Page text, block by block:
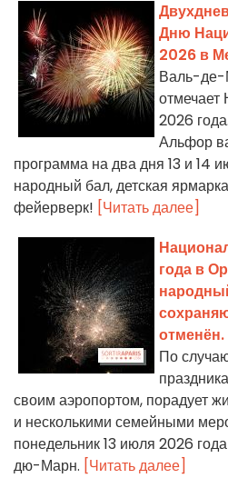
Дню
2026 в
Валь-
отмечает
2026
Альфор
программа на два дня 13 и 14
народный бал, детская
фейерверк! [Читать далее]
года в
отменён.
По
своим аэропортом, порадует
и несколькими семейными
понедельник 13 июля 2026
дю-Марн. [Читать далее]